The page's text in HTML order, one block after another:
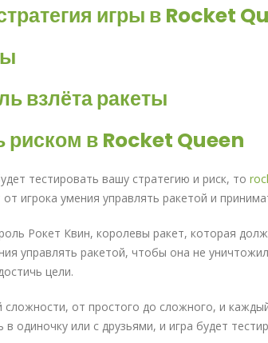
игры в Rocket
взлёта ракеты
риском в Rocket Queen
тестировать вашу стратегию и риск, то
игрока умения управлять ракетой и
Рокет Квин, королевы ракет, которая
управлять ракетой, чтобы она не
цели.
сложности, от простого до сложного, и
одиночку или с друзьями, и игра будет